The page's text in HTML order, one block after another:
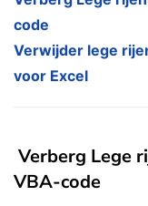
code
Verwijder lege
voor Excel
Verberg Lege
VBA-code